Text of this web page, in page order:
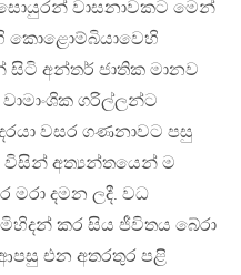
වාසනාවකට මෙන්
කොළොම්බියාවෙහි
අන්තර් ජාතික මානව
ගරිල්ලන්ට
වසර ගණනාවට පසු
අත්‍යන්තයෙන් ම
දමන ලදී. වධ
කර සිය ජීවිතය බේරා
එන අතරතුර පළි